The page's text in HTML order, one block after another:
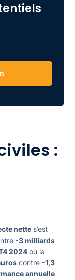
:
nette s’est
-3 milliards
2024 où la
contre -1,3
annuelle